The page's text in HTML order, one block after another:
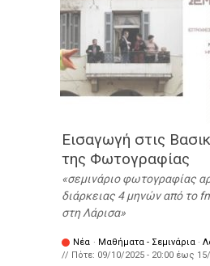
Εισαγωγή στις
της Φωτογραφίας
σεμινάριο φωτογραφίας
διάρκειας 4 μηνών από το
στη Λάρισα
Νέα · Μαθήματα - Σεμινάρια ·
// Πότε: 09/10/2025 - 20:00 έως